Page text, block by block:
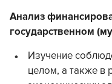
Анализ
государственном
Изучение
целом, а также в